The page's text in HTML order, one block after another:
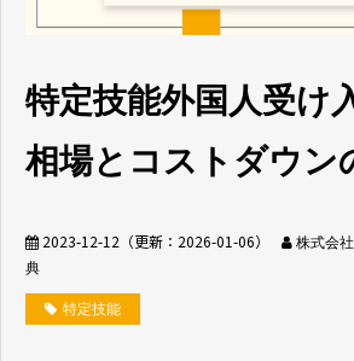
お役立ち情報
特定技能外国人受け
相場とコストダウン
2023-12-12 （更新： 2026-01-06）
株式会
典
特定技能